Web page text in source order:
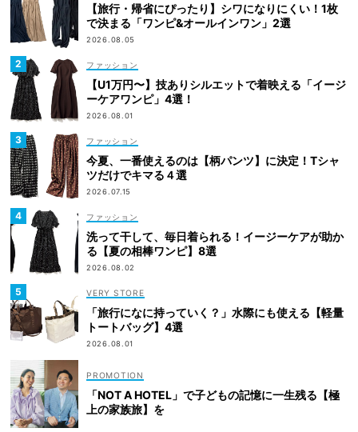
【旅行・帰省にぴったり】シワになりにくい！1枚
で決まる「ワンピ&オールインワン」2選
2026.08.05
ファッション
【U1万円〜】技ありシルエットで着映える「イージ
ーケアワンピ」4選！
2026.08.01
ファッション
今夏、一番使えるのは【柄パンツ】に決定！Tシャ
ツだけでキマる４選
2026.07.15
ファッション
洗って干して、毎日着られる！イージーケアが助か
る【夏の相棒ワンピ】8選
2026.08.02
VERY STORE
「旅行になに持っていく？」水際にも使える【軽量
トートバッグ】4選
2026.08.01
「NOT A HOTEL」で子どもの記憶に一生残る【極
上の家族旅】を